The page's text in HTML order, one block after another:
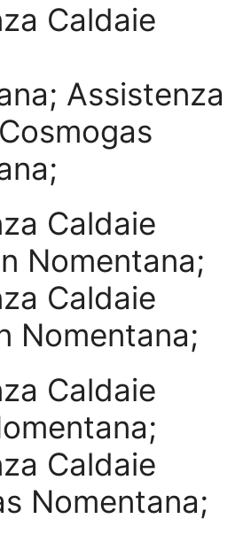
Caldaie
Assistenza
Caldaie
Nomentana;
Caldaie
Nomentana;
Caldaie
Caldaie
Nomentana;